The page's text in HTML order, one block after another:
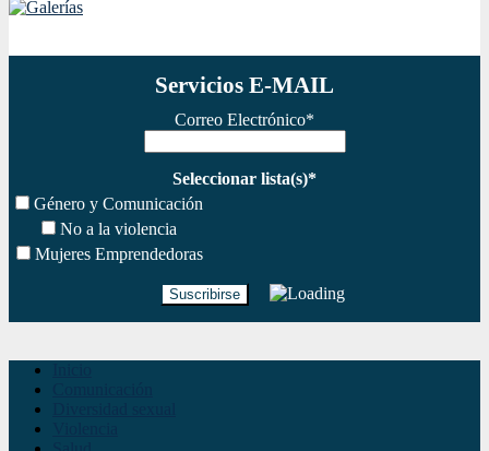
Servicios E-MAIL
Correo Electrónico*
Seleccionar lista(s)*
Género y Comunicación
No a la violencia
Mujeres Emprendedoras